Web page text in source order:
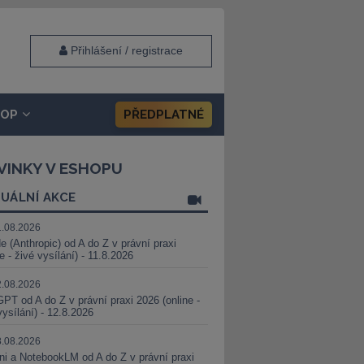
Přihlášení / registrace
PŘEDPLATNÉ
V ESHOPU
AKCE
(Anthropic) od A do Z v právní praxi
- živé vysílání) - 11.8.2026
od A do Z v právní praxi 2026 (online -
- 12.8.2026
a NotebookLM od A do Z v právní praxi